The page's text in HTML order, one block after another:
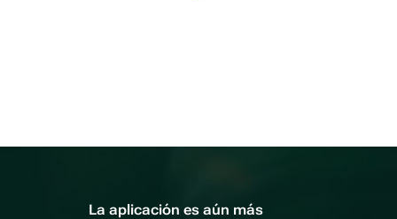
La aplicación es aún más